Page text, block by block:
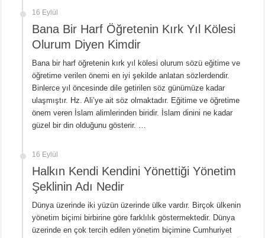
16 Eylül
Bana Bir Harf Öğretenin Kırk Yıl Kölesi
Olurum Diyen Kimdir
Bana bir harf öğretenin kırk yıl kölesi olurum sözü eğitime ve
öğretime verilen önemi en iyi şekilde anlatan sözlerdendir.
Binlerce yıl öncesinde dile getirilen söz günümüze kadar
ulaşmıştır. Hz. Ali’ye ait söz olmaktadır. Eğitime ve öğretime
önem veren İslam alimlerinden biridir. İslam dinini ne kadar
güzel bir din olduğunu gösterir. …
16 Eylül
Halkın Kendi Kendini Yönettiği Yönetim
Şeklinin Adı Nedir
Dünya üzerinde iki yüzün üzerinde ülke vardır. Birçok ülkenin
yönetim biçimi birbirine göre farklılık göstermektedir. Dünya
üzerinde en çok tercih edilen yönetim biçimine Cumhuriyet